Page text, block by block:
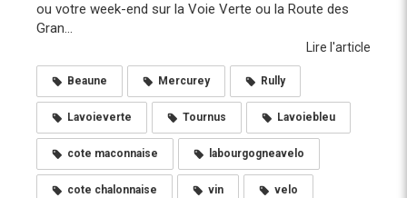
ou votre week-end sur la Voie Verte ou la Route des
Gran...
Lire l'article
Beaune Mercurey Rully
Lavoieverte Tournus Lavoiebleu
cote maconnaise labourgogneavelo
cote chalonnaise vin velo